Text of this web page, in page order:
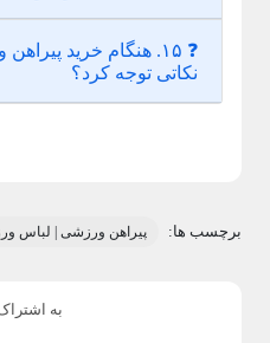
❓ ۱۵. هنگام خرید
نکاتی توجه کرد؟
برچسب ها: پیراهن ورزشی | لباس
به